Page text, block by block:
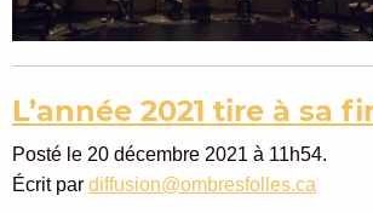
L’année 2021 tire à sa
Posté le 20 décembre 2021 à 11h54.
Écrit par diffusion@ombresfolles.ca